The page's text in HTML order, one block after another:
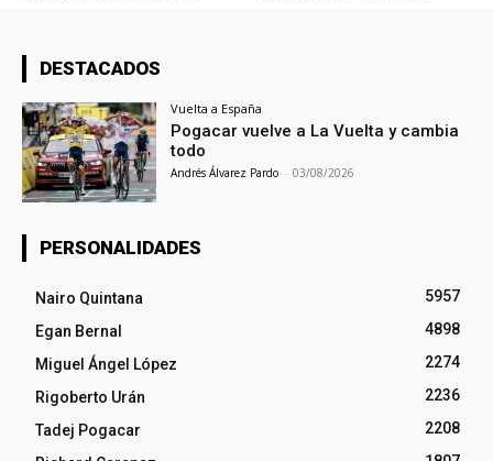
DESTACADOS
Vuelta a España
Pogacar vuelve a La Vuelta y cambia
todo
Andrés Álvarez Pardo - 03/08/2026
PERSONALIDADES
Nairo Quintana
5957
Egan Bernal
4898
Miguel Ángel López
2274
Rigoberto Urán
2236
Tadej Pogacar
2208